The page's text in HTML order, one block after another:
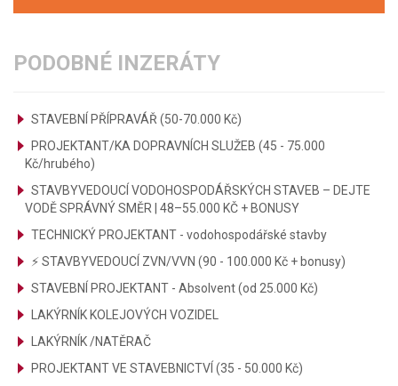
PODOBNÉ INZERÁTY
STAVEBNÍ PŘÍPRAVÁŘ (50-70.000 Kč)
PROJEKTANT/KA DOPRAVNÍCH SLUŽEB (45 - 75.000
Kč/hrubého)
STAVBYVEDOUCÍ VODOHOSPODÁŘSKÝCH STAVEB – DEJTE
VODĚ SPRÁVNÝ SMĚR | 48–55.000 KČ + BONUSY
TECHNICKÝ PROJEKTANT - vodohospodářské stavby
⚡ STAVBYVEDOUCÍ ZVN/VVN (90 - 100.000 Kč + bonusy)
STAVEBNÍ PROJEKTANT - Absolvent (od 25.000 Kč)
LAKÝRNÍK KOLEJOVÝCH VOZIDEL
LAKÝRNÍK /NATĚRAČ
PROJEKTANT VE STAVEBNICTVÍ (35 - 50.000 Kč)